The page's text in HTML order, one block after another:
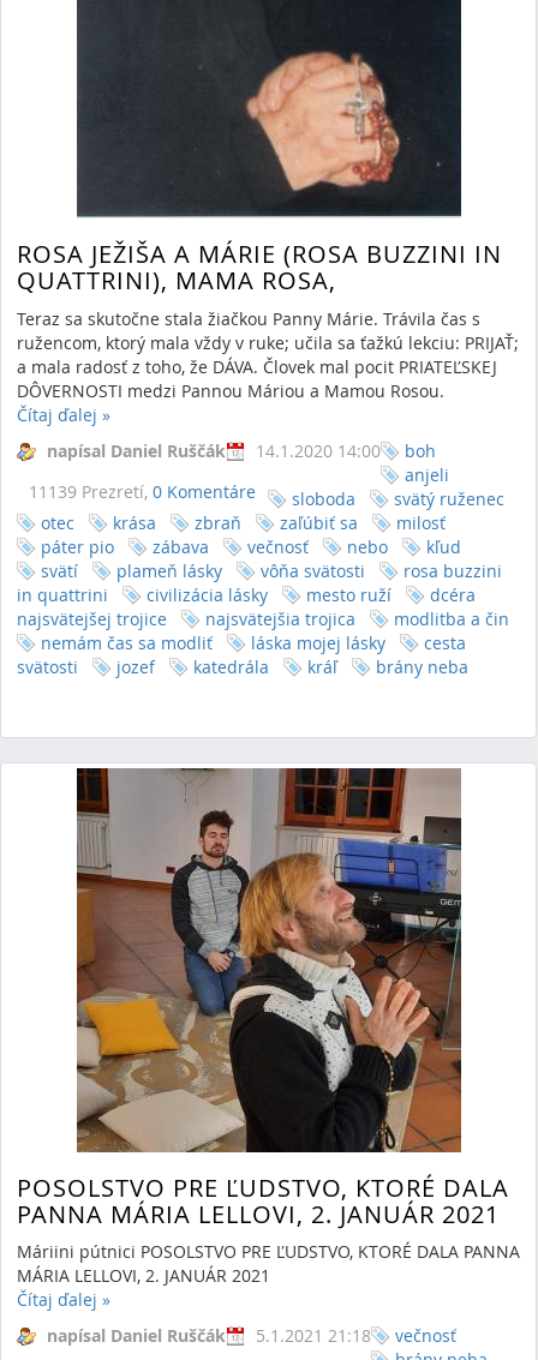
ROSA JEŽIŠA A MÁRIE (ROSA BUZZINI IN
QUATTRINI), MAMA ROSA,
Teraz sa skutočne stala žiačkou Panny Márie. Trávila čas s
ružencom, ktorý mala vždy v ruke; učila sa ťažkú lekciu: PRIJAŤ;
a mala radosť z toho, že DÁVA. Človek mal pocit PRIATEĽSKEJ
DÔVERNOSTI medzi Pannou Máriou a Mamou Rosou.
Čítaj ďalej »
napísal Daniel Ruščák
14.1.2020 14:00
11139 Prezretí, 0 Komentáre
boh
anjeli
sloboda
svätý ruženec
otec
krása zbraň zaľúbiť sa
milosť
páter pio
zábava večnosť nebo
kľud
svätí
plameň lásky vôňa svätosti
rosa buzzini
in quattrini
civilizácia lásky mesto ruží
dcéra
najsvätejšej trojice
najsvätejšia trojica
modlitba a čin
nemám čas sa modliť
láska mojej lásky
cesta
svätosti
jozef katedrála kráľ brány neba
POSOLSTVO PRE ĽUDSTVO, KTORÉ DALA
PANNA MÁRIA LELLOVI, 2. JANUÁR 2021
Máriini pútnici POSOLSTVO PRE ĽUDSTVO, KTORÉ DALA PANNA
MÁRIA LELLOVI, 2. JANUÁR 2021
Čítaj ďalej »
napísal Daniel Ruščák
5.1.2021 21:18
večnosť